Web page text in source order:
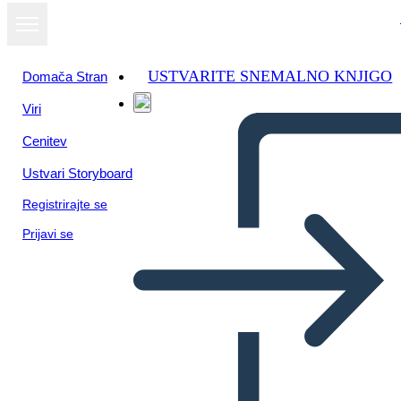
Domača Stran
Viri
Cenitev
Ustvari Storyboard
Registrirajte se
Prijavi se
USTVARITE SNEMALNO KNJIGO